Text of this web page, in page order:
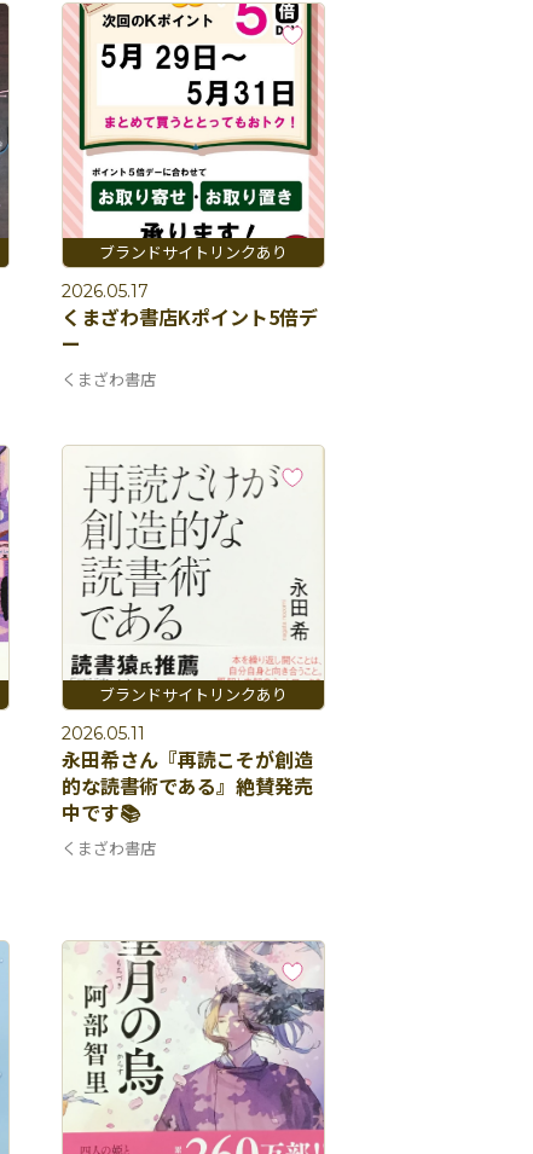
2026.05.17
くまざわ書店Kポイント5倍デ
ー
くまざわ書店
2026.05.11
永田希さん『再読こそが創造
的な読書術である』絶賛発売
中です📚
くまざわ書店